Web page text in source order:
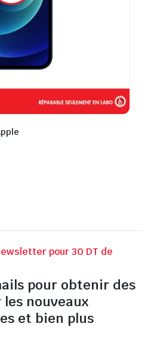
pour 30 DT de
pour obtenir des
nouveaux
et bien plus